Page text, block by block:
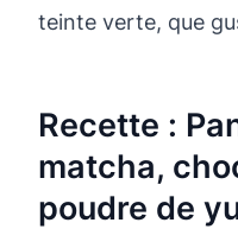
teinte verte, que
Recette :
matcha,
poudre de